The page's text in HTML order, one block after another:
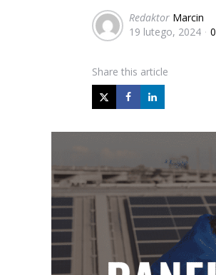
Posted
by
Redaktor Marcin
19 lutego, 2024
Share this article